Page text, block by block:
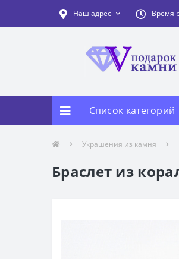
Наш адрес Время
Список категорий
Украшения из камня
Браслет из